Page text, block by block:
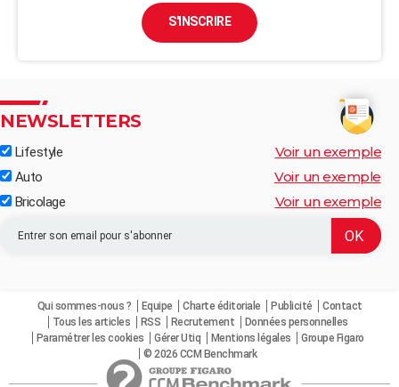
S'INSCRIRE
NEWSLETTERS
Lifestyle Voir un exemple
Auto Voir un exemple
Bricolage Voir un exemple
Qui sommes-nous ? Equipe Charte éditoriale Publicité
Contact
Tous les articles
RSS Recrutement
Données personnelles
Paramétrer les cookies
Gérer Utiq Mentions légales
Groupe Figaro
© 2026 CCM Benchmark